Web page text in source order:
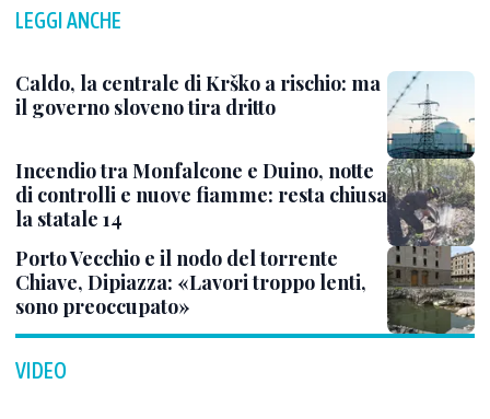
LEGGI ANCHE
Caldo, la centrale di Krško a rischio: ma
il governo sloveno tira dritto
Incendio tra Monfalcone e Duino, notte
di controlli e nuove fiamme: resta chiusa
la statale 14
Porto Vecchio e il nodo del torrente
Chiave, Dipiazza: «Lavori troppo lenti,
sono preoccupato»
VIDEO